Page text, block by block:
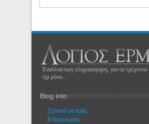
Εναλλακτική πληροφόρηση, για τα τρέχοντα
όχι μόνο...
Blog info
Σχετικά με εμάς
Eπικοινωνία